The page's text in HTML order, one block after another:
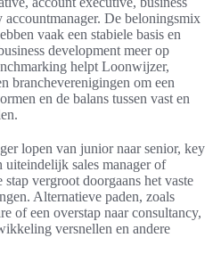
accountmanager. De beloningsmix
vaak een stabiele basis en
development meer op
helpt Loonwijzer,
brancheverenigingen om een
en de balans tussen vast en
lopen van junior naar senior, key
uiteindelijk sales manager of
vergroot doorgaans het vaste
Alternatieve paden, zoals
of een overstap naar consultancy,
versnellen en andere